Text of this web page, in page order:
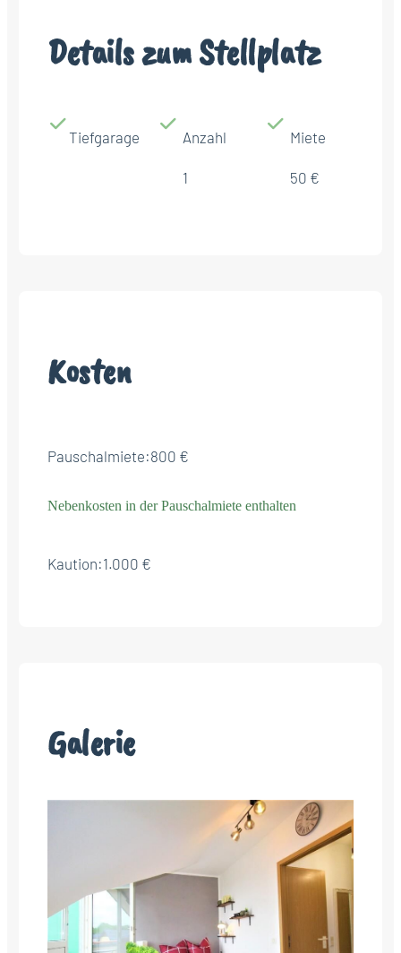
Details zum Stellplatz
Tiefgarage Anzahl
1
Miete
50 €
Kosten
Pauschalmiete:800 €
Nebenkosten in der Pauschalmiete enthalten
Kaution:1.000 €
Galerie